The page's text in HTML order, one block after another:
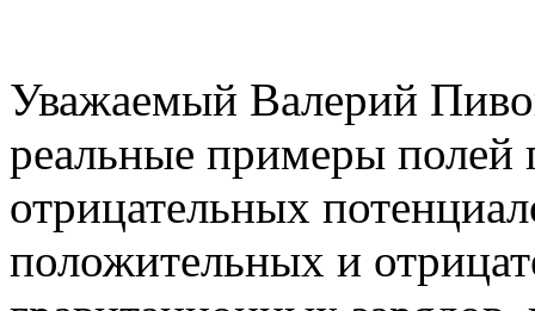
Уважаемый Валерий
реальные примеры полей
отрицательных
положительных и